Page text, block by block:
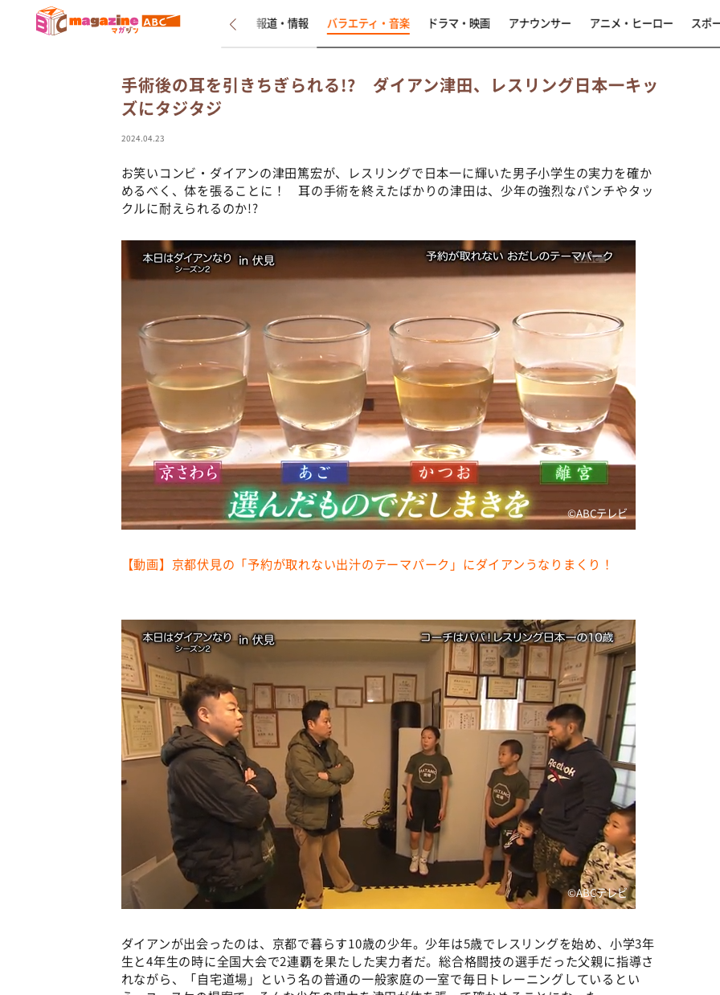
新着 インタビュー 報道・情報 バラエティ・音楽 ドラマ・映画 アナウンサー アニメ・ヒーロー スポ
手術後の耳を引きちぎられる!? ダイアン津田、レスリング日本一キッ
ズにタジタジ
2024.04.23
お笑いコンビ・ダイアンの津田篤宏が、レスリングで日本一に輝いた男子小学生の実力を確か
めるべく、体を張ることに！ 耳の手術を終えたばかりの津田は、少年の強烈なパンチやタッ
クルに耐えられるのか!?
©️ABCテレビ
【動画】京都伏見の「予約が取れない出汁のテーマパーク」にダイアンうなりまくり！
©️ABCテレビ
ダイアンが出会ったのは、京都で暮らす10歳の少年。少年は5歳でレスリングを始め、小学3年
生と4年生の時に全国大会で2連覇を果たした実力者だ。総合格闘技の選手だった父親に指導さ
れながら、「自宅道場」という名の普通の一般家庭の一室で毎日トレーニングしているとい